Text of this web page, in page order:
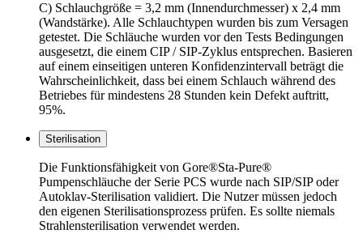
C) Schlauchgröße = 3,2 mm (Innendurchmesser) x 2,4 mm
(Wandstärke). Alle Schlauchtypen wurden bis zum Versagen
getestet. Die Schläuche wurden vor den Tests Bedingungen
ausgesetzt, die einem CIP / SIP-Zyklus entsprechen. Basieren
auf einem einseitigen unteren Konfidenzintervall beträgt die
Wahrscheinlichkeit, dass bei einem Schlauch während des
Betriebes für mindestens 28 Stunden kein Defekt auftritt,
95%.
Sterilisation
Die Funktionsfähigkeit von Gore®Sta-Pure®
Pumpenschläuche der Serie PCS wurde nach SIP/SIP oder
Autoklav-Sterilisation validiert. Die Nutzer müssen jedoch
den eigenen Sterilisationsprozess prüfen. Es sollte niemals
Strahlensterilisation verwendet werden.